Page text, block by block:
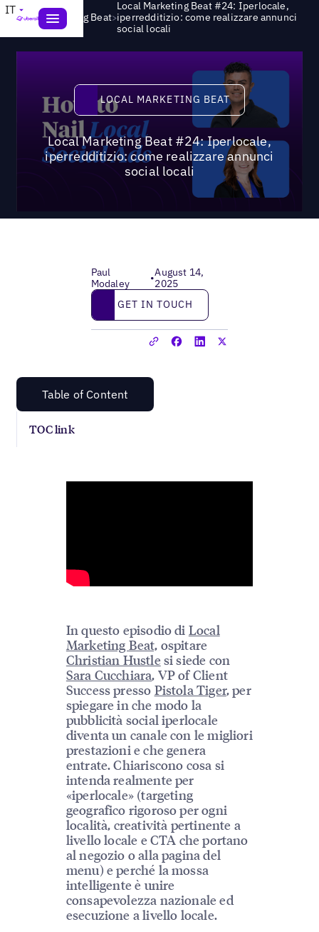
IT
Local Marketing Beat>
Local Marketing Beat #24: Iperlocale,
iperredditizio: come realizzare annunci
social locali
Local Marketing Beat
LOCAL MARKETING BEAT
Local Marketing Beat #24: Iperlocale,
iperredditizio: come realizzare annunci
social locali
Paul
Modaley
•August 14,
2025
Get in touch
GET IN TOUCH
Table of Content
TOC link
In questo episodio di Local
Marketing Beat, ospitare
Christian Hustle si siede con
Sara Cucchiara, VP of Client
Success presso Pistola Tiger, per
spiegare in che modo la
pubblicità social iperlocale
diventa un canale con le migliori
prestazioni e che genera
entrate. Chiariscono cosa si
intenda realmente per
«iperlocale» (targeting
geografico rigoroso per ogni
località, creatività pertinente a
livello locale e CTA che portano
al negozio o alla pagina del
menu) e perché la mossa
intelligente è unire
consapevolezza nazionale ed
esecuzione a livello locale.